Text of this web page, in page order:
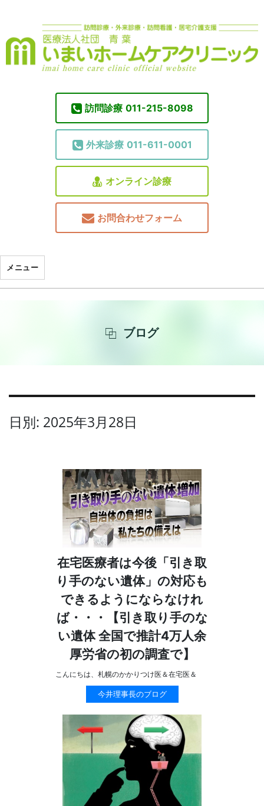
訪問診療 011-215-8098
外来診療 011-611-0001
オンライン診療
お問合わせフォーム
メニュー
ブログ
日別: 2025年3月28日
在宅医療者は今後「引き取
り手のない遺体」の対応も
できるようにならなけれ
ば・・・【引き取り手のな
い遺体 全国で推計4万人余
厚労省の初の調査で】
こんにちは、札幌のかかりつけ医＆在宅医＆
今井理事長のブログ